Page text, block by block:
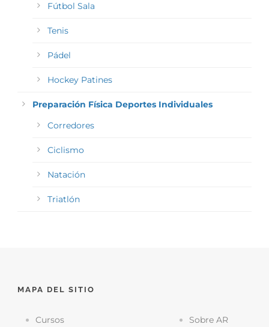
Fútbol Sala
Tenis
Pádel
Hockey Patines
Preparación Física Deportes Individuales
Corredores
Ciclismo
Natación
Triatlón
MAPA DEL SITIO
Cursos
Sobre AR